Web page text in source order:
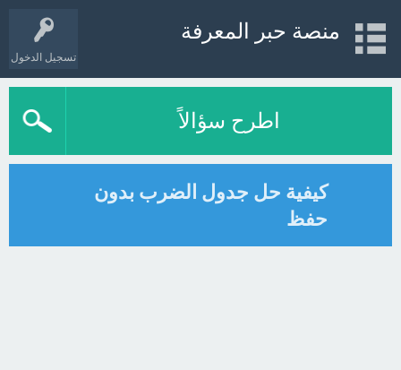
تسجيل الدخول
منصة حبر المعرفة
اطرح سؤالاً
كيفية حل جدول الضرب بدون
حفظ